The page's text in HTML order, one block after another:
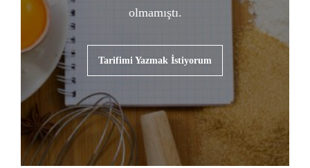
olmamıştı.
Tarifimi Yazmak İstiyorum